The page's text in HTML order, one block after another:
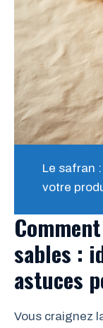
Le safran
votre
sables :
astuces
Vous craignez